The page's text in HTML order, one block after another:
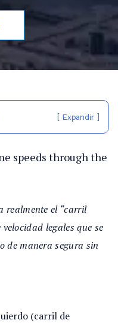
[ Expandir ]
realmente el “carril
legales que se
de manera segura sin
(carril de